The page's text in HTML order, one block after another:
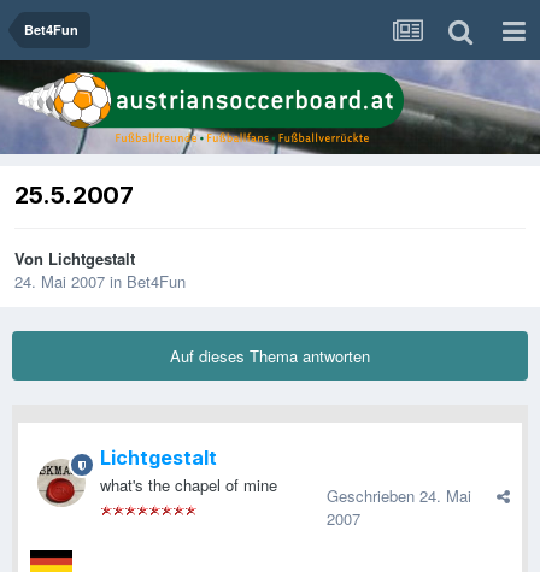
Bet4Fun
25.5.2007
Von Lichtgestalt
24. Mai 2007 in Bet4Fun
Auf dieses Thema antworten
Lichtgestalt
what's the chapel of mine Geschrieben 24. Mai
2007